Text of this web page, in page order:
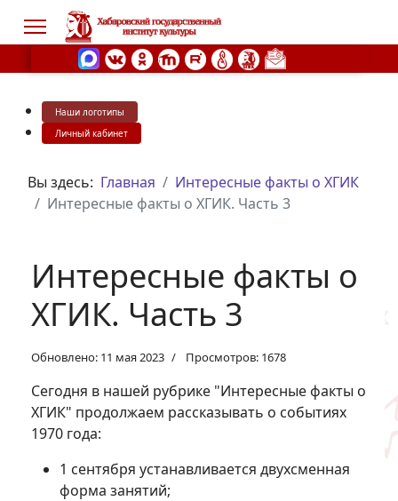
Наши логотипы
Личный кабинет
Вы здесь: Главная
Интересные факты о ХГИК
Интересные факты о ХГИК. Часть 3
Интересные факты о
ХГИК. Часть 3
Обновлено: 11 мая 2023 Просмотров: 1678
Сегодня в нашей рубрике "Интересные факты о
ХГИК" продолжаем рассказывать о событиях
1970 года:
1 сентября устанавливается двухсменная
форма занятий;